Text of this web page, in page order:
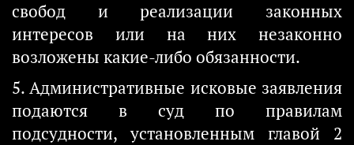
свобод и реализации законных
интересов или на них незаконно
возложены какие-либо обязанности.
5. Административные исковые заявления
подаются в суд по правилам
подсудности, установленным главой 2